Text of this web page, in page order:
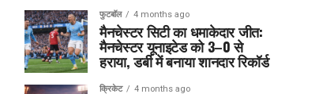
फुटबॉल 4 months ago
मैनचेस्टर सिटी का धमाकेदार जीत:
मैनचेस्टर यूनाइटेड को 3–0 से
हराया, डर्बी में बनाया शानदार रिकॉर्ड
क्रिकेट 4 months ago